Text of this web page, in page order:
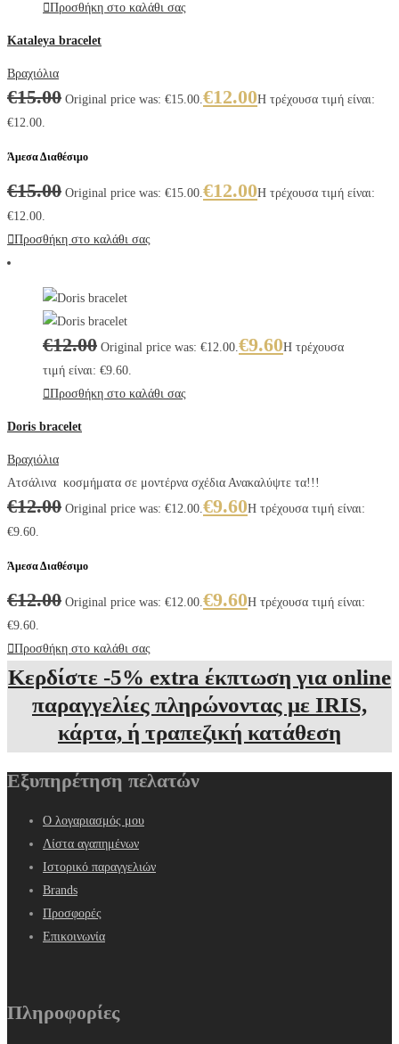
Προσθήκη στο καλάθι σας
Kataleya bracelet
Βραχιόλια
€15.00 Original price was: €15.00.€12.00Η τρέχουσα τιμή είναι:
€12.00.
Άμεσα Διαθέσιμο
€15.00 Original price was: €15.00.€12.00Η τρέχουσα τιμή είναι:
€12.00.
Προσθήκη στο καλάθι σας
€12.00 Original price was: €12.00.€9.60Η τρέχουσα
τιμή είναι: €9.60.
Προσθήκη στο καλάθι σας
Doris bracelet
Βραχιόλια
Ατσάλινα κοσμήματα σε μοντέρνα σχέδια Ανακαλύψτε τα!!!
€12.00 Original price was: €12.00.€9.60Η τρέχουσα τιμή είναι:
€9.60.
Άμεσα Διαθέσιμο
€12.00 Original price was: €12.00.€9.60Η τρέχουσα τιμή είναι:
€9.60.
Προσθήκη στο καλάθι σας
Κερδίστε -5% extra έκπτωση για online
παραγγελίες πληρώνοντας με IRIS,
κάρτα, ή τραπεζική κατάθεση
Εξυπηρέτηση πελατών
Ο λογαριασμός μου
Λίστα αγαπημένων
Ιστορικό παραγγελιών
Brands
Προσφορές
Επικοινωνία
Πληροφορίες